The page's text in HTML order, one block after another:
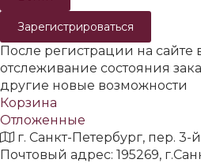
Зарегистрироваться
После регистрации на сайте
отслеживание состояния
другие новые возможности
Корзина
Отложенные
г. Санкт-Петербург, пер.
Почтовый адрес: 195269,